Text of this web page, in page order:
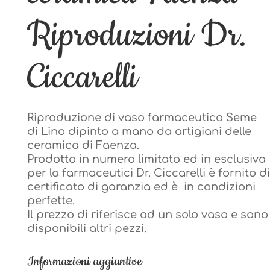
Riproduzioni Dr.
Ciccarelli
Riproduzione di vaso farmaceutico Seme
di Lino dipinto a mano da artigiani delle
ceramica di Faenza.
Prodotto in numero limitato ed in esclusiva
per la farmaceutici Dr. Ciccarelli è fornito di
certificato di garanzia ed è in condizioni
perfette.
Il prezzo di riferisce ad un solo vaso e sono
disponibili altri pezzi.
Informazioni aggiuntive
Riproduzioni Dr.
Ciccarelli
Riproduzione di vaso farmaceutico Seme
di Lino dipinto a mano da artigiani delle
ceramica di Faenza.
Prodotto in numero limitato ed in esclusiva
per la farmaceutici Dr. Ciccarelli è fornito di
certificato di garanzia ed è in condizioni
perfette.
Il prezzo di riferisce ad un solo vaso e sono
disponibili altri pezzi.
Informazioni aggiuntive